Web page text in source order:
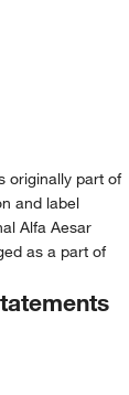
originally part of
and label
Alfa Aesar
as a part of